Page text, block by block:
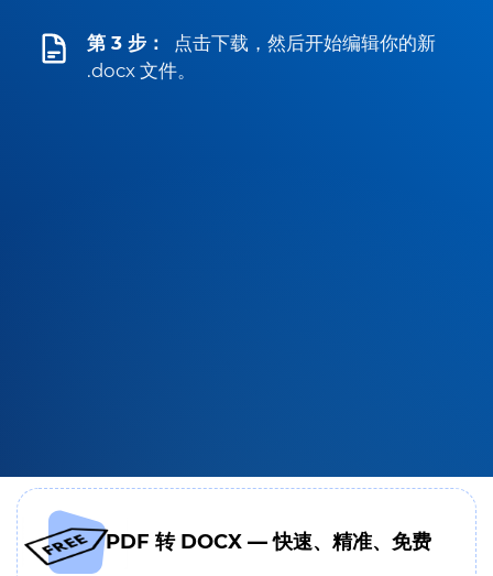
第 3 步：
点击下载，然后开始编辑你的新
.docx 文件。
PDF 转 DOCX — 快速、精准、免费